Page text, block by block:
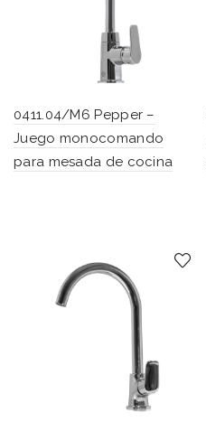
0411.04/M6 Pepper –
Juego monocomando
para mesada de cocina